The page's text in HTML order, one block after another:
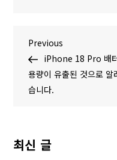
글
탐
P
r
e
v
s
Previous
iPhone 18 Pro 배
용량이 유출된 것으로 알
습니다.
최신 글